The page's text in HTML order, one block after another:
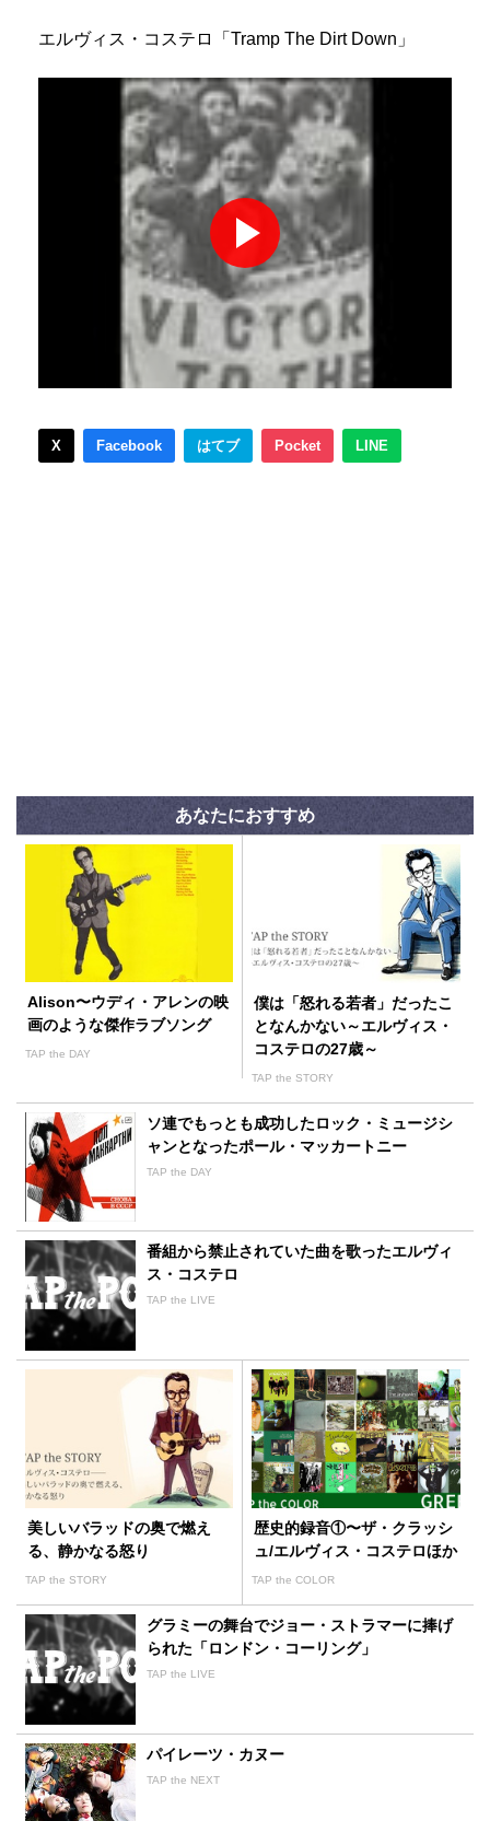
エルヴィス・コステロ「Tramp The Dirt Down」
X Facebook はてブ Pocket LINE
あなたにおすすめ
Alison〜ウディ・アレンの映
画のような傑作ラブソング
TAP the DAY
僕は「怒れる若者」だったこ
となんかない～エルヴィス・
コステロの27歳～
TAP the STORY
ソ連でもっとも成功したロック・ミュージシ
ャンとなったポール・マッカートニー
TAP the DAY
番組から禁止されていた曲を歌ったエルヴィ
ス・コステロ
TAP the LIVE
美しいバラッドの奥で燃え
る、静かなる怒り
TAP the STORY
歴史的録音①〜ザ・クラッシ
ュ/エルヴィス・コステロほか
TAP the COLOR
グラミーの舞台でジョー・ストラマーに捧げ
られた「ロンドン・コーリング」
TAP the LIVE
パイレーツ・カヌー
TAP the NEXT